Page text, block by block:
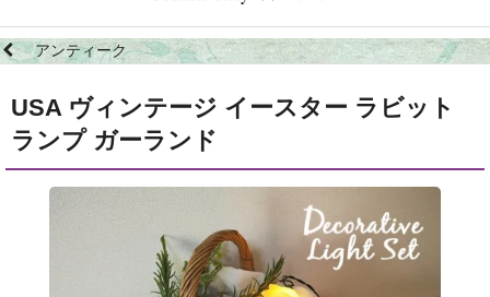
アンティーク
USA ヴィンテージ イースター ラビット
ランプ ガーランド